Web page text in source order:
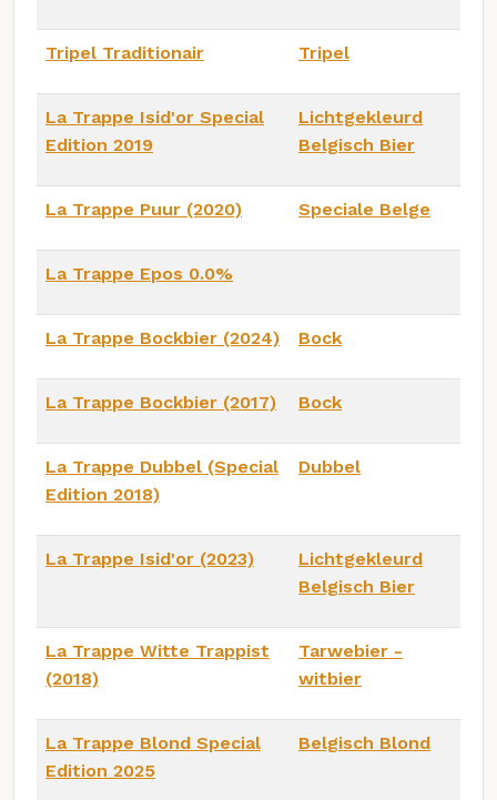
Tripel Traditionair Tripel
La Trappe Isid'or Special
Edition 2019
Lichtgekleurd
Belgisch Bier
La Trappe Puur (2020) Speciale Belge
La Trappe Epos 0.0%
La Trappe Bockbier (2024) Bock
La Trappe Bockbier (2017) Bock
La Trappe Dubbel (Special
Edition 2018)
Dubbel
La Trappe Isid'or (2023)
Lichtgekleurd
Belgisch Bier
La Trappe Witte Trappist
(2018)
Tarwebier -
witbier
La Trappe Blond Special
Edition 2025
Belgisch Blond